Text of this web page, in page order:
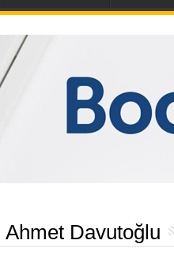
Ahmet Davutoğlu